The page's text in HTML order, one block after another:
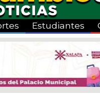
Estudiantes